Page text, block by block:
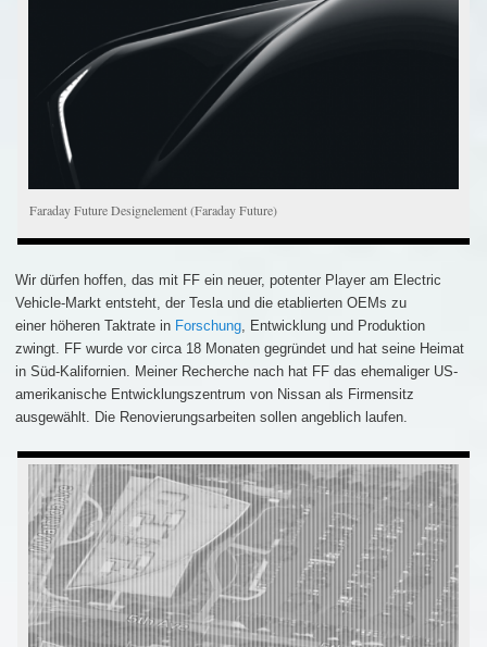
Faraday Future Designelement (Faraday Future)
Wir dürfen hoffen, das mit FF ein neuer, potenter Player am Electric
Vehicle-Markt entsteht, der Tesla und die etablierten OEMs zu
einer höheren Taktrate in Forschung , Entwicklung und Produktion
zwingt. FF wurde vor circa 18 Monaten gegründet und hat seine Heimat
in Süd-Kalifornien. Meiner Recherche nach hat FF das ehemaliger US-
amerikanische Entwicklungszentrum von Nissan als Firmensitz
ausgewählt. Die Renovierungsarbeiten sollen angeblich laufen.